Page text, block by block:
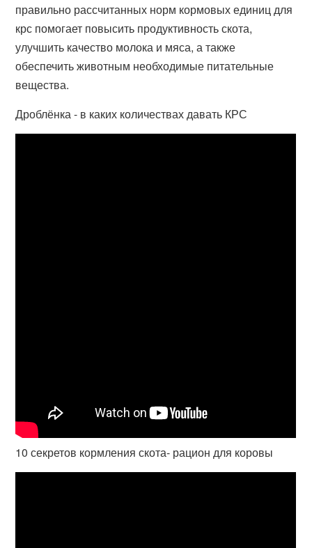
правильно рассчитанных норм кормовых единиц для
крс помогает повысить продуктивность скота,
улучшить качество молока и мяса, а также
обеспечить животным необходимые питательные
вещества.
Дроблёнка - в каких количествах давать КРС
10 секретов кормления скота- рацион для коровы